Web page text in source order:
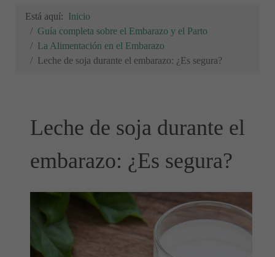
Está aquí: Inicio
Guía completa sobre el Embarazo y el Parto
La Alimentación en el Embarazo
Leche de soja durante el embarazo: ¿Es segura?
Leche de soja durante el
embarazo: ¿Es segura?